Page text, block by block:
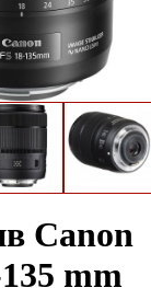
Canon
mm